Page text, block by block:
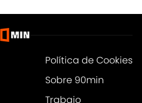
Política de Cookies
Sobre 90min
Trabajo